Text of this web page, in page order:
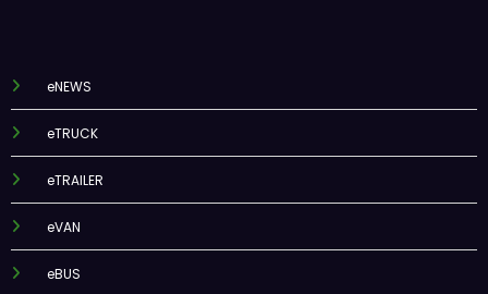
eNEWS
eTRUCK
eTRAILER
eVAN
eBUS